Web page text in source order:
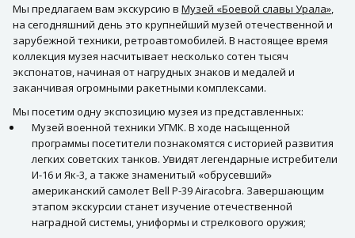
Мы предлагаем вам экскурсию в Музей «Боевой славы Урала»,
на сегодняшний день это крупнейший музей отечественной и
зарубежной техники, ретроавтомобилей. В настоящее время
коллекция музея насчитывает несколько сотен тысяч
экспонатов, начиная от нагрудных знаков и медалей и
заканчивая огромными ракетными комплексами.
Мы посетим одну экспозицию музея из представленных:
Музей военной техники УГМК. В ходе насыщенной
программы посетители познакомятся с историей развития
легких советских танков. Увидят легендарные истребители
И-16 и Як-3, а также знаменитый «обрусевший»
американский самолет Bell P-39 Airacobra. Завершающим
этапом экскурсии станет изучение отечественной
наградной системы, униформы и стрелкового оружия;